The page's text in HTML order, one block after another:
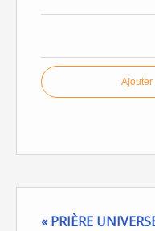
Ajouter
« PRIÈRE